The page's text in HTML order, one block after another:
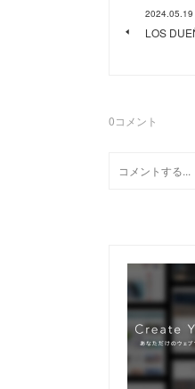
2024.05.19
LOS
0コメント